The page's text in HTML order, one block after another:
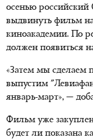
осенью российский
выдвинуть фильм
киноакадемии. По
должен появиться
«Затем мы сделаем
выпустим
январь-март», —
Фильм уже
будет ли показана